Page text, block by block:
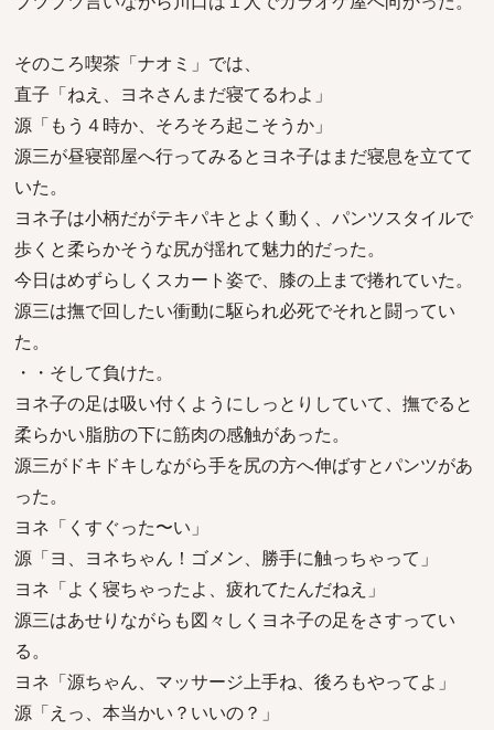
そのころ喫茶「ナオミ」では、
直子「ねえ、ヨネさんまだ寝てるわよ」
源「もう４時か、そろそろ起こそうか」
源三が昼寝部屋へ行ってみるとヨネ子はまだ寝息を立てて
いた。
ヨネ子は小柄だがテキパキとよく動く、パンツスタイルで
歩くと柔らかそうな尻が揺れて魅力的だった。
今日はめずらしくスカート姿で、膝の上まで捲れていた。
源三は撫で回したい衝動に駆られ必死でそれと闘ってい
た。
・・そして負けた。
ヨネ子の足は吸い付くようにしっとりしていて、撫でると
柔らかい脂肪の下に筋肉の感触があった。
源三がドキドキしながら手を尻の方へ伸ばすとパンツがあ
った。
ヨネ「くすぐった〜い」
源「ヨ、ヨネちゃん！ゴメン、勝手に触っちゃって」
ヨネ「よく寝ちゃったよ、疲れてたんだねえ」
源三はあせりながらも図々しくヨネ子の足をさすってい
る。
ヨネ「源ちゃん、マッサージ上手ね、後ろもやってよ」
源「えっ、本当かい？いいの？」